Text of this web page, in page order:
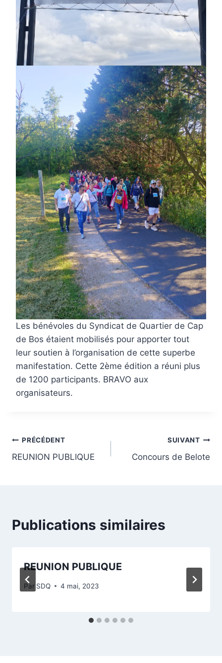
Les bénévoles du Syndicat de Quartier de Cap
de Bos étaient mobilisés pour apporter tout
leur soutien à l’organisation de cette superbe
manifestation. Cette 2ème édition a réuni plus
de 1200 participants. BRAVO aux
organisateurs.
PRÉCÉDENT
REUNION PUBLIQUE
SUIVANT
Concours de Belote
Publications similaires
REUNION PUBLIQUE
Par SDQ 4 mai, 2023